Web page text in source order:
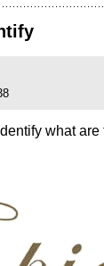
what are